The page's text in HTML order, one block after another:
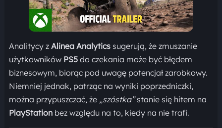
Analitycy z Alinea Analyticssugerują, że zmuszanie
użytkowników PS5do czekania może być błędem
biznesowym, biorąc pod uwagę potencjał zarobkowy.
Niemniej jednak, patrząc na wyniki poprzedniczki,
można przypuszczać, że „szóstka”stanie się hitem na
PlayStationbez względu na to, kiedy na nie trafi.